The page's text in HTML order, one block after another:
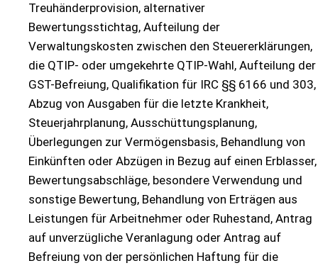
Treuhänderprovision, alternativer
Bewertungsstichtag, Aufteilung der
Verwaltungskosten zwischen den Steuererklärungen,
die QTIP- oder umgekehrte QTIP-Wahl, Aufteilung der
GST-Befreiung, Qualifikation für IRC §§ 6166 und 303,
Abzug von Ausgaben für die letzte Krankheit,
Steuerjahrplanung, Ausschüttungsplanung,
Überlegungen zur Vermögensbasis, Behandlung von
Einkünften oder Abzügen in Bezug auf einen Erblasser,
Bewertungsabschläge, besondere Verwendung und
sonstige Bewertung, Behandlung von Erträgen aus
Leistungen für Arbeitnehmer oder Ruhestand, Antrag
auf unverzügliche Veranlagung oder Antrag auf
Befreiung von der persönlichen Haftung für die